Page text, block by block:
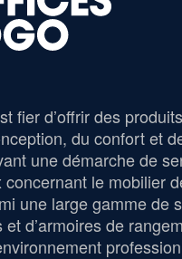
fier d’offrir des
du confort et
une démarche de
concernant le mobilier
une large gamme de
d’armoires de